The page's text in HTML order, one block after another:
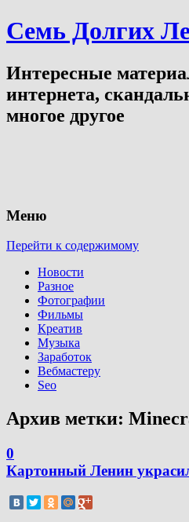
Семь Долгих
Интересные
интернета,
многое другое
Меню
Перейти к содержимому
Новости
Разное
Фотографии
Фильмы
Креатив
Музыка
Заработок
Вебмастеру
Seo
Архив метки:
0
Картонный Ленин